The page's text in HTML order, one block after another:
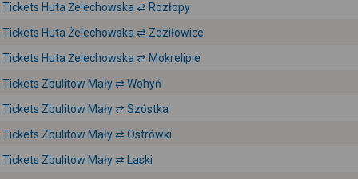
Tickets Huta Żelechowska ⇄ Rozłopy
Tickets Huta Żelechowska ⇄ Zdziłowice
Tickets Huta Żelechowska ⇄ Mokrelipie
Tickets Zbulitów Mały ⇄ Wohyń
Tickets Zbulitów Mały ⇄ Szóstka
Tickets Zbulitów Mały ⇄ Ostrówki
Tickets Zbulitów Mały ⇄ Laski